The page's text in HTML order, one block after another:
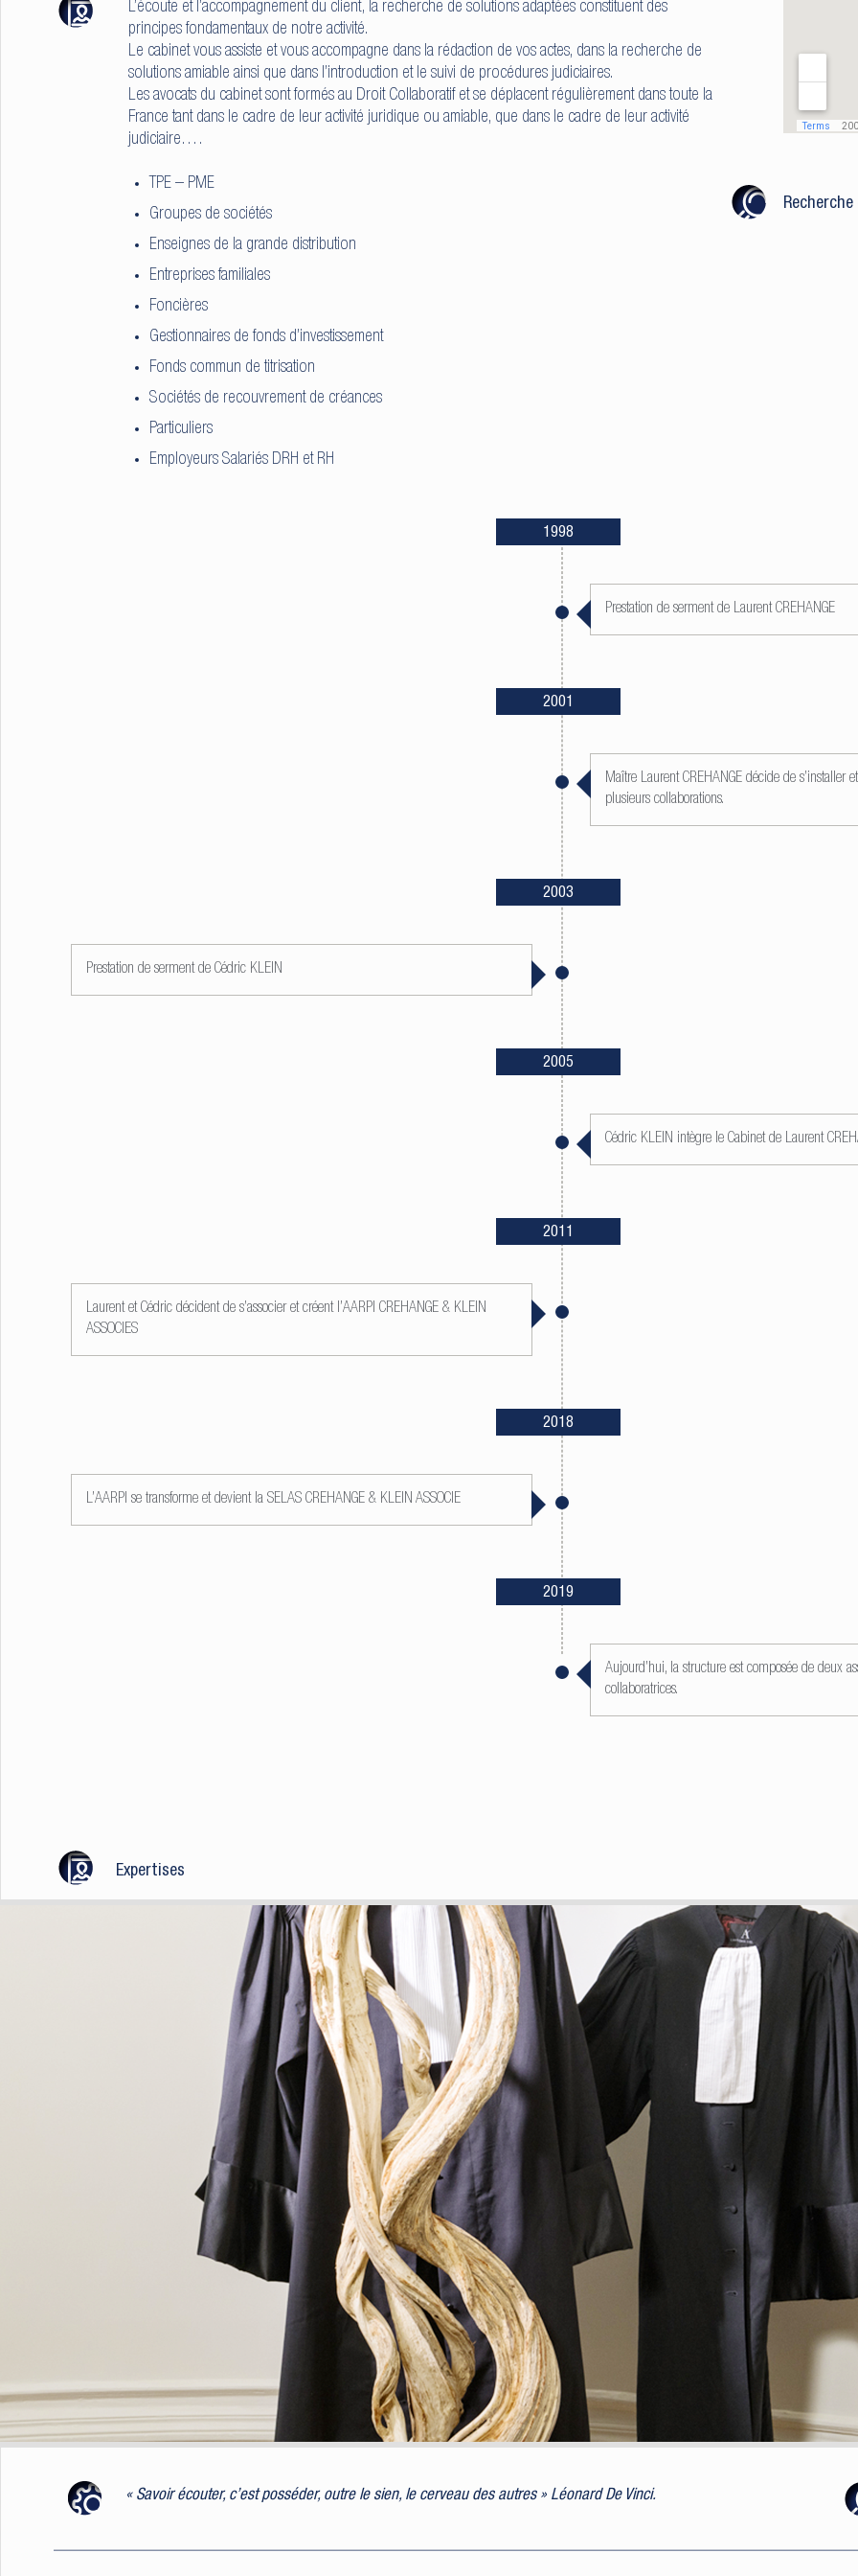
L’écoute et l’accompagnement du client, la recherche de solutions adaptées constituent des
principes fondamentaux de notre activité.
Le cabinet vous assiste et vous accompagne dans la rédaction de vos actes, dans la recherche de
solutions amiable ainsi que dans l’introduction et le suivi de procédures judiciaires.
Les avocats du cabinet sont formés au Droit Collaboratif et se déplacent régulièrement dans toute la
France tant dans le cadre de leur activité juridique ou amiable, que dans le cadre de leur activité
judiciaire….
TPE – PME
Groupes de sociétés
Enseignes de la grande distribution
Entreprises familiales
Foncières
Gestionnaires de fonds d’investissement
Fonds commun de titrisation
Sociétés de recouvrement de créances
Particuliers
Employeurs Salariés DRH et RH
1998
Prestation de serment de Laurent CREHANGE
2001
Maître Laurent CREHANGE décide de s’installer
plusieurs collaborations.
2003
Prestation de serment de Cédric KLEIN
2005
Cédric KLEIN intègre le Cabinet de Laurent
2011
Laurent et Cédric décident de s’associer et créent l’AARPI CREHANGE & KLEIN
ASSOCIES
2018
L’AARPI se transforme et devient la SELAS CREHANGE & KLEIN ASSOCIE
2019
Aujourd’hui, la structure est composée de deux
collaboratrices.
Expertises
« Savoir écouter, c’est posséder, outre le sien, le cerveau des autres » Léonard De Vinci.